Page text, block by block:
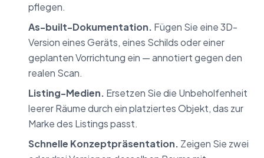
pflegen.
As-built-Dokumentation. Fügen Sie eine 3D-
Version eines Geräts, eines Schilds oder einer
geplanten Vorrichtung ein — annotiert gegen den
realen Scan.
Listing-Medien. Ersetzen Sie die Unbeholfenheit
leerer Räume durch ein platziertes Objekt, das zur
Marke des Listings passt.
Schnelle Konzeptpräsentation. Zeigen Sie zwei